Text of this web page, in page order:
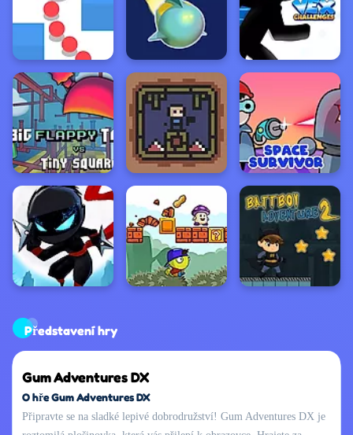
Představení hry
Gum Adventures DX
O hře Gum Adventures DX
Připravte se na sladké lepivé dobrodružství! Gum Adventures DX je